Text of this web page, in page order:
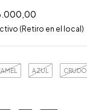
(Retiro en el local)
AZUL CRUDO